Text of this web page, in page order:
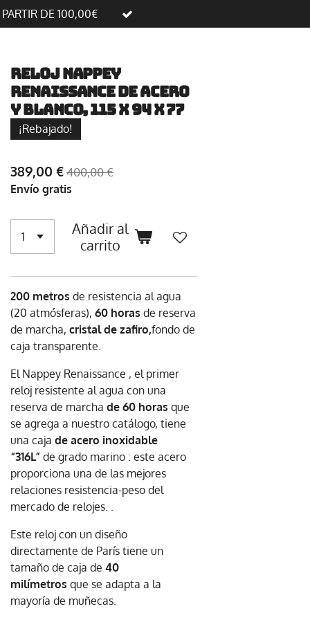
DE 100,00€
Reloj Nappey
Renaissance de acero
y blanco, 115 x 94 x 77
¡Rebajado!
389,00 €400,00 €
Envío gratis
Añadir al
carrito
200 metros de resistencia al agua
(20 atmósferas), 60 horas de reserva
de marcha, cristal de zafiro,fondo de
caja transparente.
El Nappey Renaissance , el primer
reloj resistente al agua con una
reserva de marcha de 60 horas que
se agrega a nuestro catálogo, tiene
una caja de acero inoxidable
“316L” de grado marino : este acero
proporciona una de las mejores
relaciones resistencia-peso del
mercado de relojes. .
Este reloj con un diseño
directamente de París tiene un
tamaño de caja de 40
milímetros que se adapta a la
mayoría de muñecas.